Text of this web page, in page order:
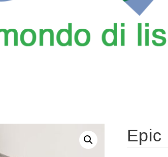
Epic